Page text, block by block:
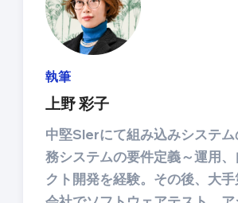
執筆
上野 彩子
中堅SIerにて組み込みシステ
務システムの要件定義～運用
クト開発を経験。その後、大